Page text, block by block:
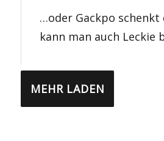
…oder Gackpo schenkt
kann man auch Leckie
MEHR LADEN